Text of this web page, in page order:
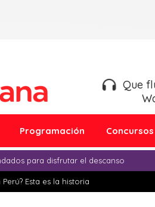
Que
Programación Concursos
para disfrutar el descanso
Esta es la historia